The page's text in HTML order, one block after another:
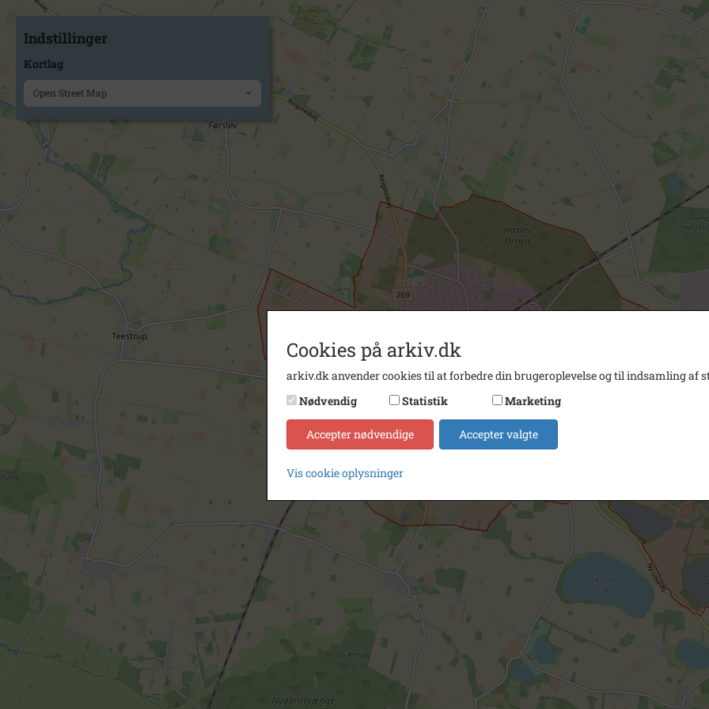
Indstillinger
Kortlag
Open Street Map
Cookies på arkiv.dk
arkiv.dk anvender cookies til at forbedre din brugeroplevelse og til indsamling af
Nødvendig
Statistik Marketing
Accepter nødvendige Accepter valgte
Vis cookie oplysninger